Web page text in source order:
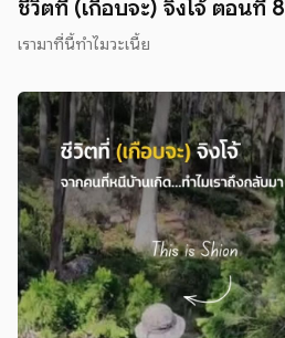
ชีวิตที่ (เกือบจะ) จิงโจ้ ตอนที่ 8
เรามาที่นี้ทำไมวะเนี้ย